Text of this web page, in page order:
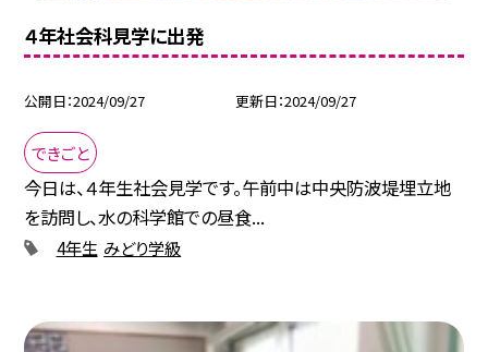
４年社会科見学に出発
公開日 2024/09/27 更新日 2024/09/27
できごと
今日は、４年生社会見学です。午前中は中央防波堤埋立地
を訪問し、水の科学館での昼食...
4年生 みどり学級